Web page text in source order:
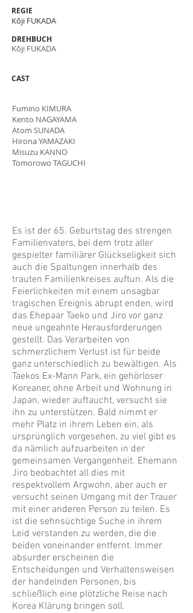
Kōji FUKADA
REGIE
DREHBUCH
CAST
Kōji FUKADA
Fumino KIMURA
Kento NAGAYAMA
Atom SUNADA
Hirona YAMAZAKI
Misuzu KANNO
Tomorowo TAGUCHI
Es ist der 65. Geburtstag des strengen
Familienvaters, bei dem trotz aller
gespielter familiärer Glückseligkeit sich
auch die Spaltungen innerhalb des
trauten Familienkreises auftun. Als die
Feierlichkeiten mit einem unsagbar
tragischen Ereignis abrupt enden, wird
das Ehepaar Taeko und Jiro vor ganz
neue ungeahnte Herausforderungen
gestellt. Das Verarbeiten von
schmerzlichem Verlust ist für beide
ganz unterschiedlich zu bewältigen. Als
Taekos Ex-Mann Park, ein gehörloser
Koreaner, ohne Arbeit und Wohnung in
Japan, wieder auftaucht, versucht sie
ihn zu unterstützen. Bald nimmt er
mehr Platz in ihrem Leben ein, als
ursprünglich vorgesehen, zu viel gibt es
da nämlich aufzuarbeiten in der
gemeinsamen Vergangenheit. Ehemann
Jiro beobachtet all dies mit
respektvollem Argwohn, aber auch er
versucht seinen Umgang mit der Trauer
mit einer anderen Person zu teilen. Es
ist die sehnsüchtige Suche in ihrem
Leid verstanden zu werden, die die
beiden voneinander entfernt. Immer
absurder erscheinen die
Entscheidungen und Verhaltensweisen
der handelnden Personen, bis
schließlich eine plötzliche Reise nach
Korea Klärung bringen soll.